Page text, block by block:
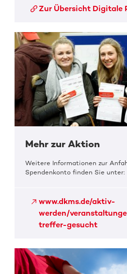
Zur Übersicht Digitale
Mehr zur Aktion
Weitere Informationen zur
Spendenkonto finden Sie unter:
www.dkms.de/aktiv-
werden/
treffer-gesucht